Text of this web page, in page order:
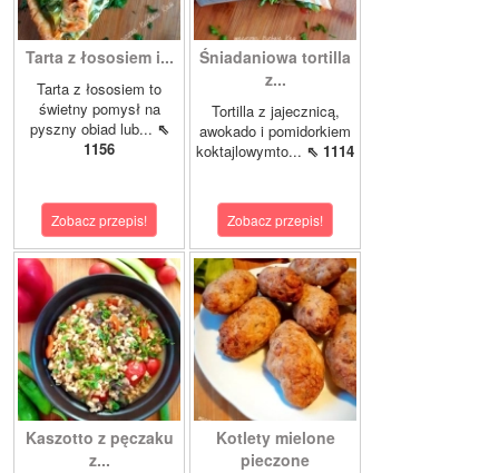
Tarta z łososiem i...
Tarta z łososiem to
świetny pomysł na
pyszny obiad lub... ⇖
1156
Zobacz przepis!
Śniadaniowa tortilla
z...
Tortilla z jajecznicą,
awokado i pomidorkiem
koktajlowymto... ⇖ 1114
Zobacz przepis!
Kaszotto z pęczaku
z...
Kotlety mielone
pieczone